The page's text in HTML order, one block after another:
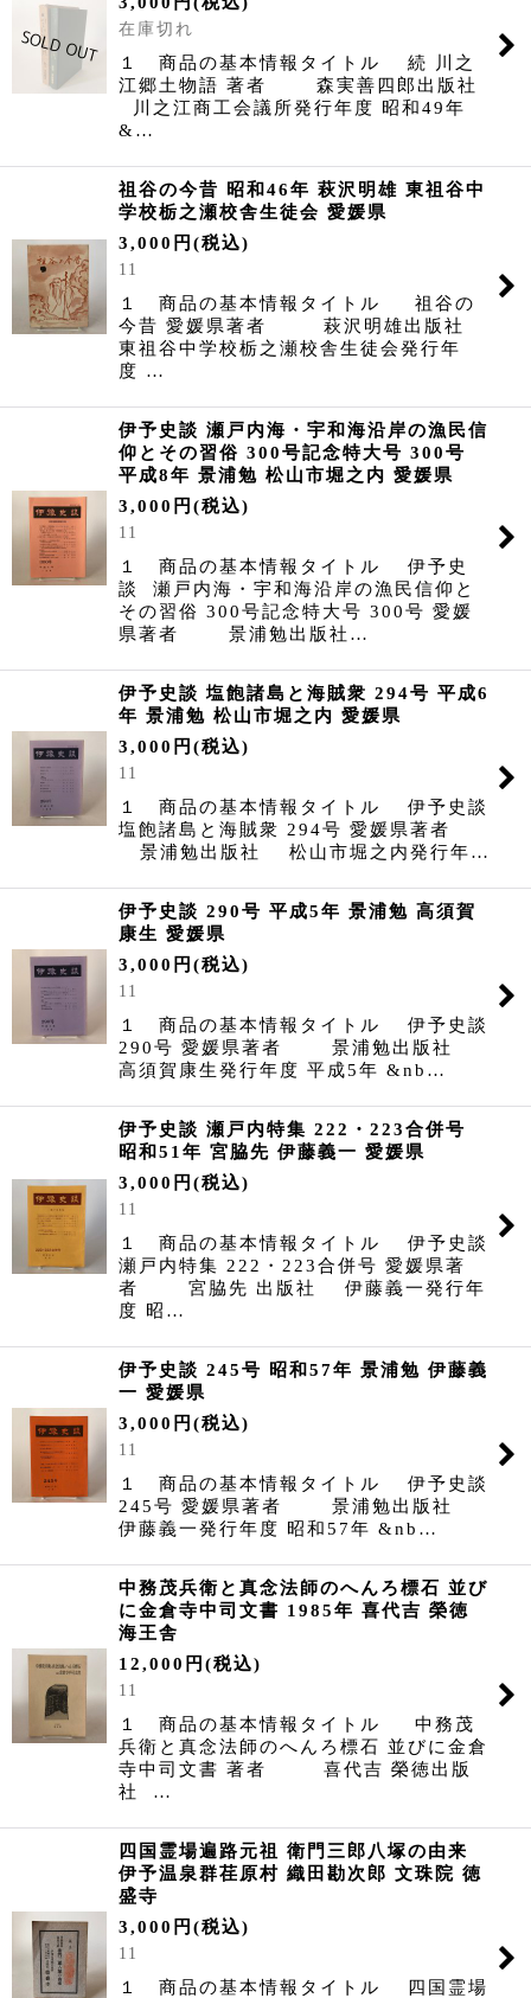
在庫切れ
１ 商品の基本情報タイトル 続 川之
江郷土物語 著者 森実善四郎出版社
川之江商工会議所発行年度 昭和49年
&…
祖谷の今昔 昭和46年 萩沢明雄 東祖谷中
学校栃之瀬校舎生徒会 愛媛県
3,000 円 (税込)
11
１ 商品の基本情報タイトル 祖谷の
今昔 愛媛県著者 萩沢明雄出版社
東祖谷中学校栃之瀬校舎生徒会発行年
度 …
伊予史談 瀬戸内海・宇和海沿岸の漁民信
仰とその習俗 300号記念特大号 300号
平成8年 景浦勉 松山市堀之内 愛媛県
3,000 円 (税込)
11
１ 商品の基本情報タイトル 伊予史
談 瀬戸内海・宇和海沿岸の漁民信仰と
その習俗 300号記念特大号 300号 愛媛
県著者 景浦勉出版社…
伊予史談 塩飽諸島と海賊衆 294号 平成6
年 景浦勉 松山市堀之内 愛媛県
3,000 円 (税込)
11
１ 商品の基本情報タイトル 伊予史談
塩飽諸島と海賊衆 294号 愛媛県著者
景浦勉出版社 松山市堀之内発行年…
伊予史談 290号 平成5年 景浦勉 高須賀
康生 愛媛県
3,000 円 (税込)
11
１ 商品の基本情報タイトル 伊予史談
290号 愛媛県著者 景浦勉出版社
高須賀康生発行年度 平成5年 &nb…
伊予史談 瀬戸内特集 222・223合併号
昭和51年 宮脇先 伊藤義一 愛媛県
3,000 円 (税込)
11
１ 商品の基本情報タイトル 伊予史談
瀬戸内特集 222・223合併号 愛媛県著
者 宮脇先 出版社 伊藤義一発行年
度 昭…
伊予史談 245号 昭和57年 景浦勉 伊藤義
一 愛媛県
3,000 円 (税込)
11
１ 商品の基本情報タイトル 伊予史談
245号 愛媛県著者 景浦勉出版社
伊藤義一発行年度 昭和57年 &nb…
中務茂兵衛と真念法師のへんろ標石 並び
に金倉寺中司文書 1985年 喜代吉 榮徳
海王舎
12,000 円 (税込)
11
１ 商品の基本情報タイトル 中務茂
兵衛と真念法師のへんろ標石 並びに金倉
寺中司文書 著者 喜代吉 榮徳出版
社 …
四国霊場遍路元祖 衛門三郎八塚の由来
伊予温泉群荏原村 織田勘次郎 文珠院 徳
盛寺
3,000 円 (税込)
11
１ 商品の基本情報タイトル 四国霊場